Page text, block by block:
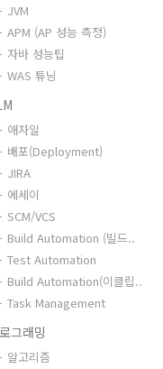
JVM
APM (AP 성능 측정)
자바 성능팁
WAS 튜닝
애자일
배포(Deployment)
JIRA
에세이
SCM/VCS
Build Automation (빌드..
Test Automation
Build Automation(이클립..
Task Management
그래밍
알고리즘